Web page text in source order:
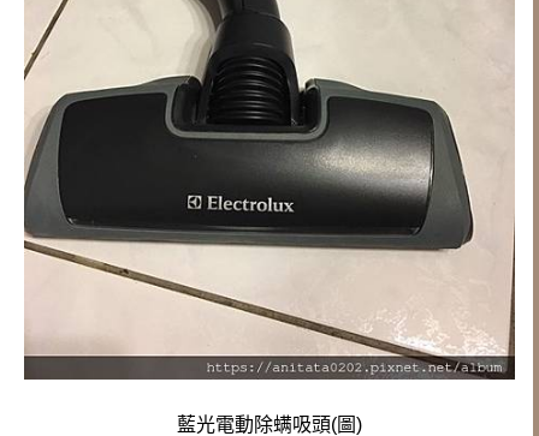
藍光電動除螨吸頭(圖)